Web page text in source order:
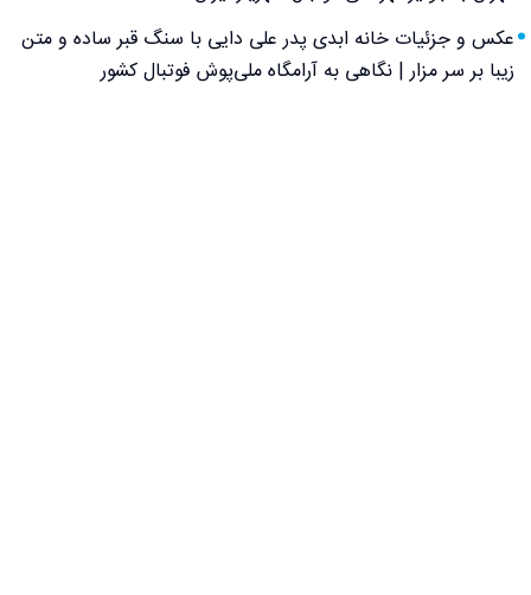
عکس و جزئیات خانه ابدی پدر علی دایی با سنگ قبر ساده و متن
زیبا بر سر مزار | نگاهی به آرامگاه ملی‌پوش فوتبال کشور